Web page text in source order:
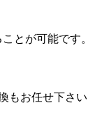
とが可能です。
もお任せ下さい